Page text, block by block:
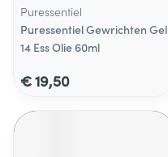
Puressentiel
Puressentiel Gewrichten Gel
14 Ess Olie 60ml
€ 19,50